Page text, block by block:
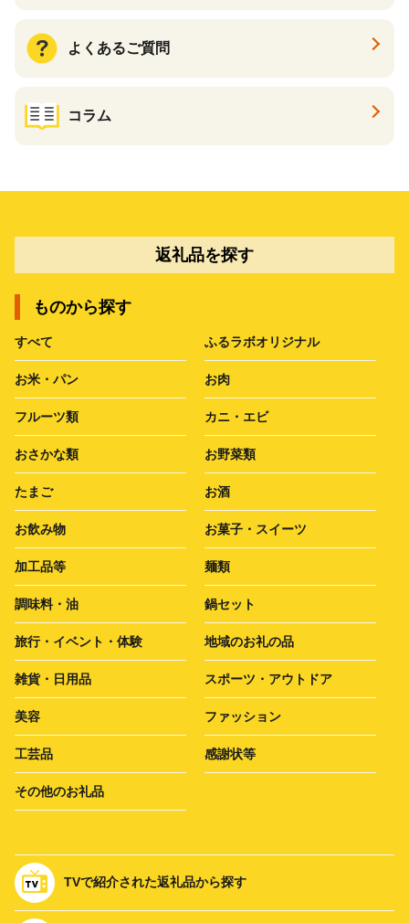
よくあるご質問
コラム
返礼品を探す
ものから探す
すべて ふるラボオリジナル
お米・パン お肉
フルーツ類 カニ・エビ
おさかな類 お野菜類
たまご お酒
お飲み物 お菓子・スイーツ
加工品等 麺類
調味料・油 鍋セット
旅行・イベント・体験 地域のお礼の品
雑貨・日用品 スポーツ・アウトドア
美容 ファッション
工芸品 感謝状等
その他のお礼品
TVで紹介された返礼品から探す